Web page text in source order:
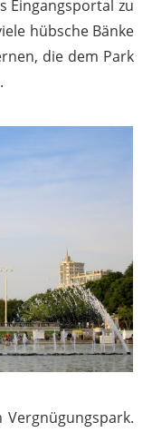
Eingangsportal zu
hübsche Bänke
die dem Park